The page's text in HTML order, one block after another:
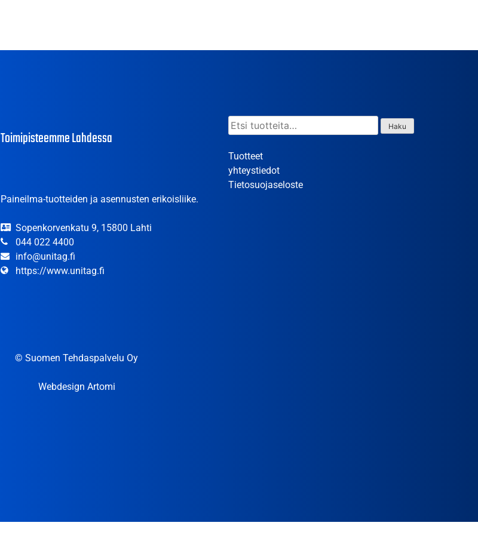
Toimipisteemme Lahdessa
Paineilma-tuotteiden ja asennusten erikoisliike.
Sopenkorvenkatu 9, 15800 Lahti
044 022 4400
info@unitag.fi
https://www.unitag.fi
Etsi: Haku
Tuotteet
yhteystiedot
Tietosuojaseloste
© Suomen Tehdaspalvelu Oy
Webdesign Artomi